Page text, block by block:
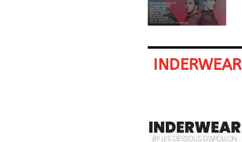
INDERWEAR